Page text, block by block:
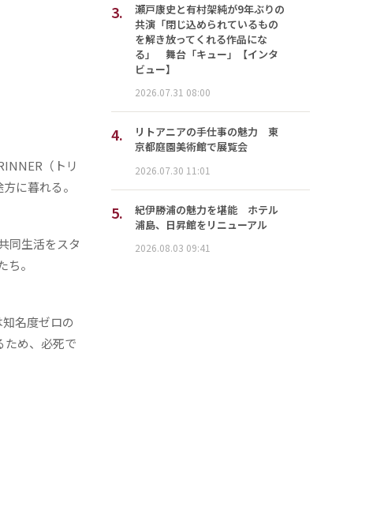
（トリ
に暮れる。
同生活をスタ
。
名度ゼロの
ため、必死で
3.
瀬戸康史と有村架純が9年ぶりの
共演「閉じ込められているもの
を解き放ってくれる作品にな
る」 舞台「キュー」【インタ
ビュー】
2026.07.31 08:00
4.
リトアニアの手仕事の魅力 東
京都庭園美術館で展覧会
2026.07.30 11:01
5.
紀伊勝浦の魅力を堪能 ホテル
浦島、日昇館をリニューアル
2026.08.03 09:41